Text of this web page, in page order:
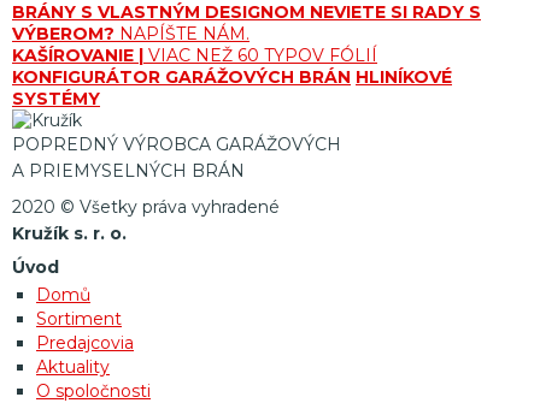
BRÁNY S VLASTNÝM DESIGNOM NEVIETE SI RADY S
VÝBEROM? NAPÍŠTE NÁM.
KAŠÍROVANIE | VIAC NEŽ 60 TYPOV FÓLIÍ
KONFIGURÁTOR GARÁŽOVÝCH BRÁN HLINÍKOVÉ
SYSTÉMY
POPREDNÝ VÝROBCA GARÁŽOVÝCH
A PRIEMYSELNÝCH BRÁN
2020 © Všetky práva vyhradené
Kružík s. r. o.
Úvod
Domů
Sortiment
Predajcovia
Aktuality
O spoločnosti